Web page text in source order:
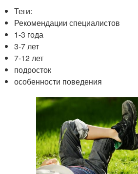
Теги:
Рекомендации специалистов
1-3 года
3-7 лет
7-12 лет
подросток
особенности поведения